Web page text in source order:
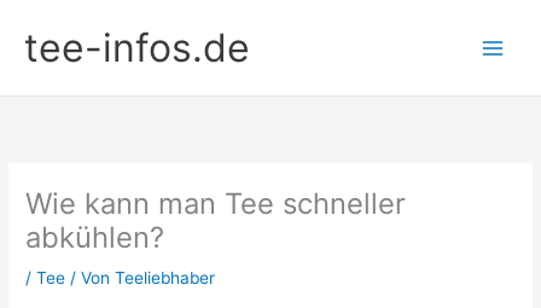
Inhalt
springen
tee-infos.de
Wie kann man Tee schneller
abkühlen?
/Tee / VonTeeliebhaber